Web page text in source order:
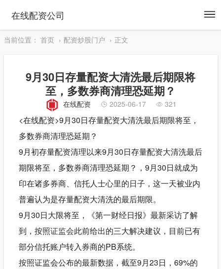
在线配资公司
当前位置： 首页 配资炒股门户 正文
9月30日存量配资大清洗最后期限将
至，多数券商清理恐延期？
在线配资 2025-06-17 321
<在线配资>9月30日存量配资大清洗最后期限将至，
多数券商清理恐延期？
9月初存量配资清理以来9月30日存量配资大清洗最后
期限将至，多数券商清理恐延期？，9月30日就成为
印在诸多券商、信托人士心里的日子，这一天被业内
普遍认为是存量配资大清洗的最后期限。
9月30日大限将至，《第一财经日报》最新采访了解
到，按照证监会此前给出的三大解决建议，目前已有
部分信托账户转入券商的PB系统。
按照证监会公布的最新数据，截至9月23日，69%的